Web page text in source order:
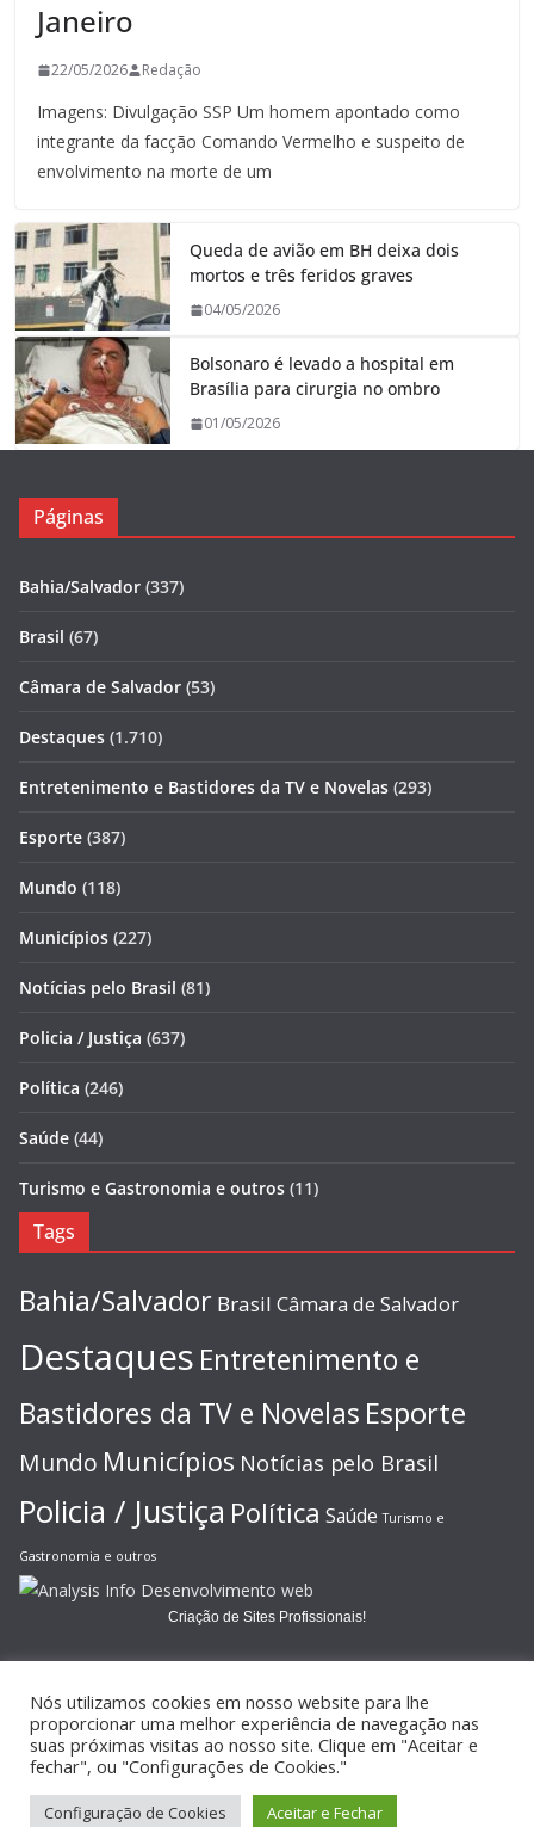
Janeiro
22/05/2026 Redação
Imagens: Divulgação SSP Um homem apontado como
integrante da facção Comando Vermelho e suspeito de
envolvimento na morte de um
Queda de avião em BH deixa dois
mortos e três feridos graves
04/05/2026
Bolsonaro é levado a hospital em
Brasília para cirurgia no ombro
01/05/2026
Páginas
Bahia/Salvador (337)
Brasil (67)
Câmara de Salvador (53)
Destaques (1.710)
Entretenimento e Bastidores da TV e Novelas (293)
Esporte (387)
Mundo (118)
Municípios (227)
Notícias pelo Brasil (81)
Policia / Justiça (637)
Política (246)
Saúde (44)
Turismo e Gastronomia e outros (11)
Tags
Bahia/Salvador Brasil Câmara de Salvador
Destaques Entretenimento e
Bastidores da TV e Novelas Esporte
Mundo Municípios Notícias pelo Brasil
Policia / Justiça Política Saúde Turismo e
Gastronomia e outros
Criação de Sites Profissionais!
Copyright © 2026JORNAL GAZETA ONLINE
reservados.
Nós utilizamos cookies em nosso website para lhe
proporcionar uma melhor experiência de navegação nas
suas próximas visitas ao nosso site. Clique em "Aceitar e
fechar", ou "Configurações de Cookies."
Configuração de Cookies Aceitar e Fechar